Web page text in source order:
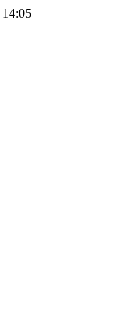
14:05